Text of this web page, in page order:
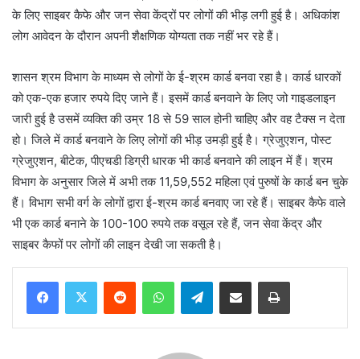
के लिए साइबर कैफे और जन सेवा केंद्रों पर लोगों की भीड़ लगी हुई है। अधिकांश
लोग आवेदन के दौरान अपनी शैक्षणिक योग्यता तक नहीं भर रहे हैं।
शासन श्रम विभाग के माध्यम से लोगों के ई-श्रम कार्ड बनवा रहा है। कार्ड धारकों
को एक-एक हजार रुपये दिए जाने हैं। इसमें कार्ड बनवाने के लिए जो गाइडलाइन
जारी हुई है उसमें व्यक्ति की उम्र 18 से 59 साल होनी चाहिए और वह टैक्स न देता
हो। जिले में कार्ड बनवाने के लिए लोगों की भीड़ उमड़ी हुई है। ग्रेजुएशन, पोस्ट
ग्रेजुएशन, बीटेक, पीएचडी डिग्री धारक भी कार्ड बनवाने की लाइन में हैं। श्रम
विभाग के अनुसार जिले में अभी तक 11,59,552 महिला एवं पुरुषों के कार्ड बन चुके
हैं। विभाग सभी वर्ग के लोगों द्वारा ई-श्रम कार्ड बनवाए जा रहे हैं। साइबर कैफे वाले
भी एक कार्ड बनाने के 100-100 रुपये तक वसूल रहे हैं, जन सेवा केंद्र और
साइबर कैफों पर लोगों की लाइन देखी जा सकती है।
Telegram